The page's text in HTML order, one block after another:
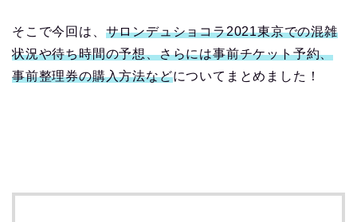
そこで今回は、 サロンデュショコラ2021東京での混雑
状況や待ち時間の予想、さらには事前チケット予約、
事前整理券の購入方法などについてまとめました！